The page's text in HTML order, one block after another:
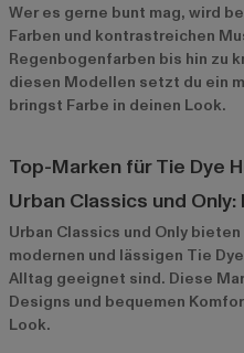
Wer es gerne bunt mag, wird
Farben und kontrastreichen
Regenbogenfarben bis hin zu
diesen Modellen setzt du ein
bringst Farbe in deinen Look.
Top-Marken für Tie Dye
Urban Classics und
Urban Classics und Only bieten
modernen und lässigen Tie
Alltag geeignet sind. Diese
Designs und bequemen
Look.